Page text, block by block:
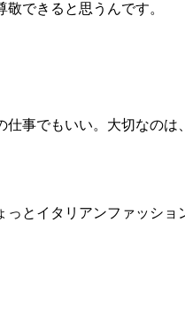
できると思うんです。
事でもいい。大切なのは
とイタリアンファッショ